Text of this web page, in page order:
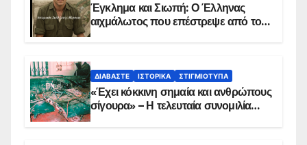
Έγκλημα και Σιωπή: Ο Έλληνας
αιχμάλωτος που επέστρεψε από το
ΔΙΑΒΆΣΤΕ ΙΣΤΟΡΙΚΆ ΣΤΙΓΜΙΌΤΥΠΑ
«Έχει κόκκινη σημαία και ανθρώπους
σίγουρα» – Η τελευταία συνομιλία